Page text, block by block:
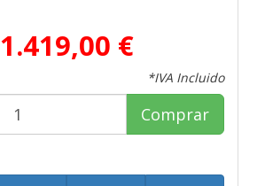
1.419,00 €
*IVA Incluido
Comprar